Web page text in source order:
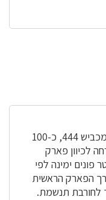
– מכביש 444, כ-100
לכיוון פארק
פונים ימינה לפי
הפארק הראשית